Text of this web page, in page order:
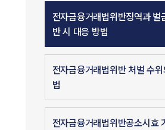
전자금융거래법위반징역과 벌
반 시 대응 방법
전자금융거래법위반 처벌 수
법
전자금융거래법위반공소시효